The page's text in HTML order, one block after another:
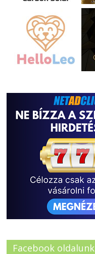
Facebook oldalunk